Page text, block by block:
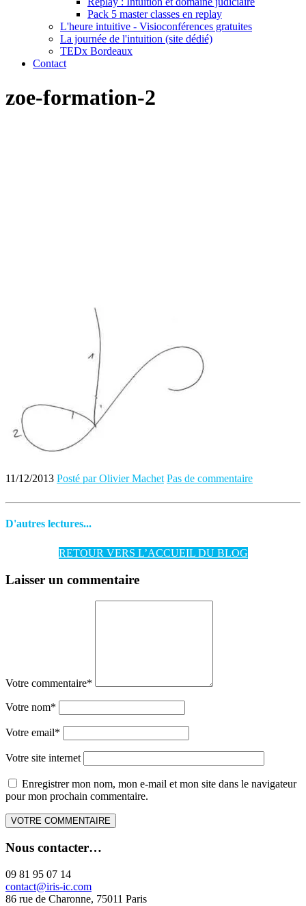
Pack 5 master classes en replay
L'heure intuitive - Visioconférences gratuites
La journée de l'intuition (site dédié)
TEDx Bordeaux
Contact
zoe-formation-2
11/12/2013 Posté par Olivier Machet Pas de commentaire
D'autres lectures...
RETOUR VERS L’ACCUEIL DU BLOG
Laisser un commentaire
Votre commentaire*
Votre nom*
Votre email*
Votre site internet
Enregistrer mon nom, mon e-mail et mon site dans le navigateur
pour mon prochain commentaire.
Nous contacter…
09 81 95 07 14
contact@iris-ic.com
86 rue de Charonne, 75011 Paris